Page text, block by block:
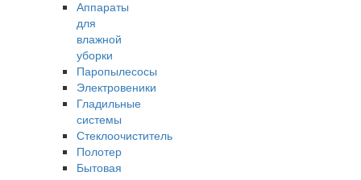
Аппараты
для
влажной
уборки
Паропылесосы
Электровеники
Гладильные
системы
Стеклоочиститель
Полотер
Бытовая